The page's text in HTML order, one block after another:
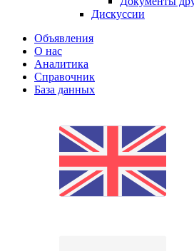
Дискуссии
Объявления
О нас
Аналитика
Справочник
База данных